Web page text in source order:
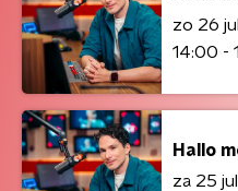
zo 26
14:00 -
Hallo
za 25